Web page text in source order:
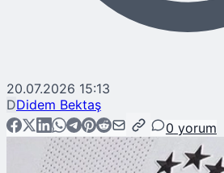
20.07.2026 15:13
DDidem Bektaş
0 yorum